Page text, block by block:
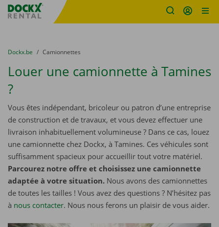
sitename
You are here:
du
Dockx.be to
Camionnettes
Louer une camionnette à Tamines
?
Vous êtes indépendant, bricoleur ou patron d’une entreprise
de construction et de travaux, et vous devez effectuer une
livraison inhabituellement volumineuse ? Dans ce cas, louez
une camionnette chez Dockx, à Tamines. Ces véhicules sont
suffisamment spacieux pour accueillir tout votre matériel.
Parcourez notre offre et choisissez une camionnette
adaptée à votre situation. Nous avons des camionnettes
de toutes les tailles ! Vous avez des questions ? N’hésitez pas
à nous contacter. Nous nous ferons un plaisir de vous aider.